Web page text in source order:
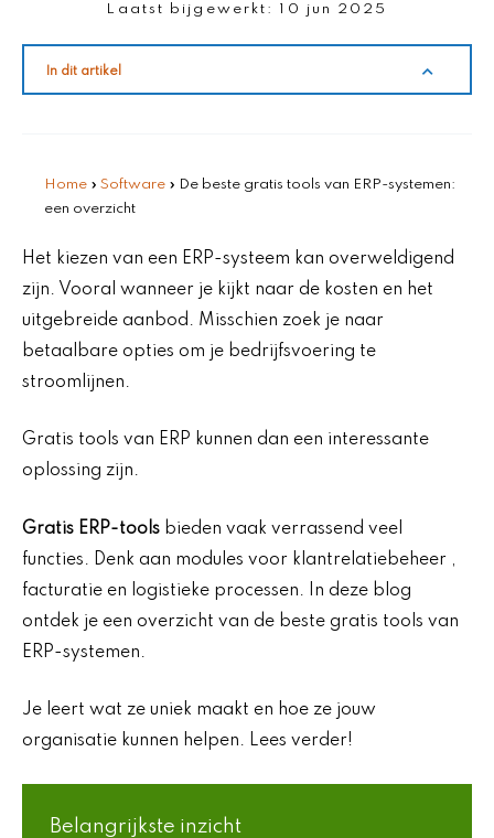
Laatst bijgewerkt:
10 jun 2025
In dit artikel
Home » Software » De beste gratis tools van ERP-systemen:
een overzicht
Het kiezen van een ERP-systeem kan overweldigend
zijn. Vooral wanneer je kijkt naar de kosten en het
uitgebreide aanbod. Misschien zoek je naar
betaalbare opties om je bedrijfsvoering te
stroomlijnen.
Gratis tools van ERP kunnen dan een interessante
oplossing zijn.
Gratis ERP-tools bieden vaak verrassend veel
functies. Denk aan modules voor klantrelatiebeheer ,
facturatie en logistieke processen. In deze blog
ontdek je een overzicht van de beste gratis tools van
ERP-systemen.
Je leert wat ze uniek maakt en hoe ze jouw
organisatie kunnen helpen. Lees verder!
Belangrijkste inzicht